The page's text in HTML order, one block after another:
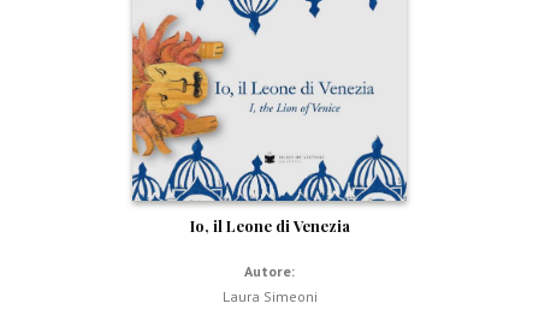
Io, il Leone di Venezia
Autore:
Laura Simeoni